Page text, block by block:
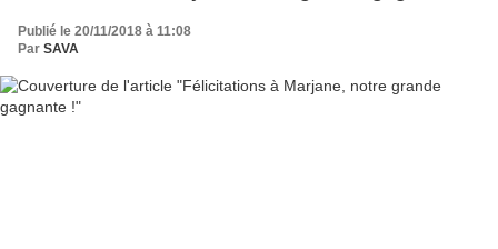
Publié le 20/11/2018 à 11:08
Par SAVA